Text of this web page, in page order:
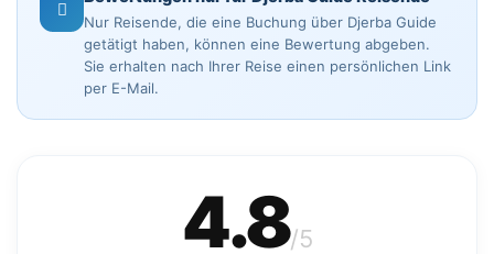
Nur Reisende, die eine Buchung über Djerba Guide
getätigt haben, können eine Bewertung abgeben.
Sie erhalten nach Ihrer Reise einen persönlichen Link
per E-Mail.
4.8/5